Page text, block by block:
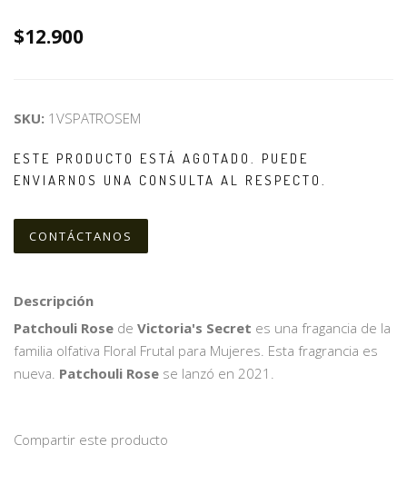
$12.900
SKU: 1VSPATROSEM
ESTE PRODUCTO ESTÁ AGOTADO. PUEDE
ENVIARNOS UNA CONSULTA AL RESPECTO.
CONTÁCTANOS
Descripción
Patchouli Rose de Victoria's Secret es una fragancia de la
familia olfativa Floral Frutal para Mujeres. Esta fragrancia es
nueva. Patchouli Rose se lanzó en 2021.
Compartir este producto